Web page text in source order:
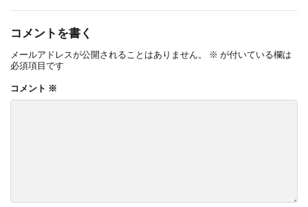
コメントを書く
メールアドレスが公開されることはありません。 ※ が付いている欄は
必須項目です
コメント ※